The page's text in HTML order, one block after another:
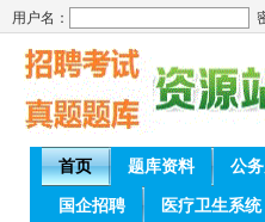
用户名：
首页 题库资料 公
国企招聘 医疗卫生系统